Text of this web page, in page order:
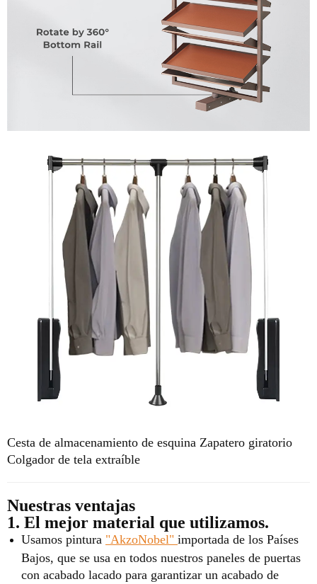
Cesta de almacenamiento de esquina Zapatero giratorio
Colgador de tela extraíble
Nuestras ventajas
1. El mejor material que utilizamos.
Usamos pintura "AkzoNobel" importada de los Países
Bajos, que se usa en todos nuestros paneles de puertas
con acabado lacado para garantizar un acabado de